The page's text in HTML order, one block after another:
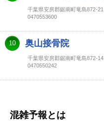
千葉県安房郡鋸南町竜島872-21
0470553600
10 奥山接骨院
千葉県安房郡鋸南町竜島872-14
0470550242
混雑予報とは